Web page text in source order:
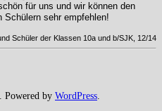
für uns und wir können den
Schülern sehr empfehlen!
Schüler der Klassen 10a und b/SJK, 12/14
. Powered by WordPress.